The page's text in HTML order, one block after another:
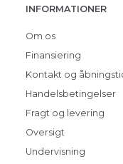
INFORMATIONER
Om os
Finansiering
Kontakt og
Handelsbetingelser
Fragt og levering
Oversigt
Undervisning